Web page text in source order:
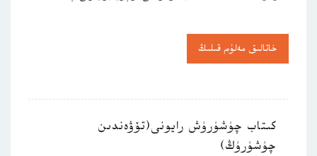
خاتالىق مەلۇم قىلىڭ
كىتاب چۈشۈرۈش رايونى(تۆۋەندىن
چۈشۈرۈڭ)